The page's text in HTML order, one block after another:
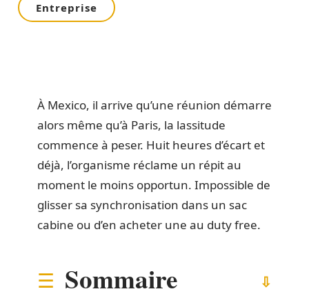
Entreprise
À Mexico, il arrive qu’une réunion démarre
alors même qu’à Paris, la lassitude
commence à peser. Huit heures d’écart et
déjà, l’organisme réclame un répit au
moment le moins opportun. Impossible de
glisser sa synchronisation dans un sac
cabine ou d’en acheter une au duty free.
Sommaire